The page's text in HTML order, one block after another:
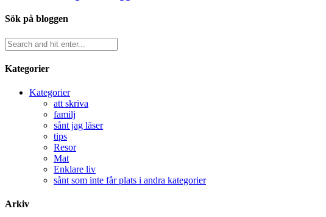
Sök på bloggen
Kategorier
Kategorier
att skriva
familj
sånt jag läser
tips
Resor
Mat
Enklare liv
sånt som inte får plats i andra kategorier
Arkiv